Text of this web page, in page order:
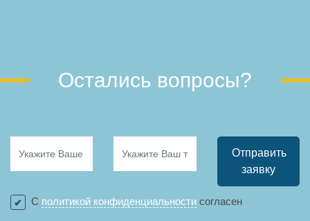
Остались вопросы?
Отправить
заявку
С политикой конфиденциальности согласен